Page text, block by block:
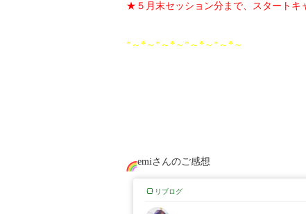
★５月末セッション分まで、スタートキ
*～*～*～*～*～*～*～*～
emiさんのご感想